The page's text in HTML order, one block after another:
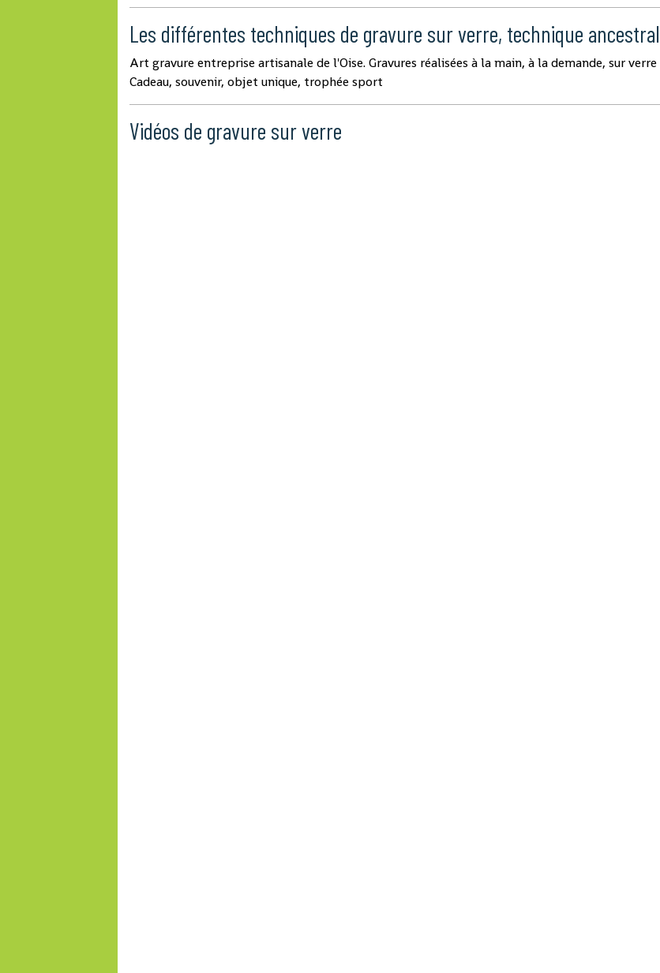
Les différentes techniques de gravure sur verre, technique
Art gravure entreprise artisanale de l'Oise. Gravures réalisées à la main, à la demande, sur
Cadeau, souvenir, objet unique, trophée sport
Vidéos de gravure sur verre